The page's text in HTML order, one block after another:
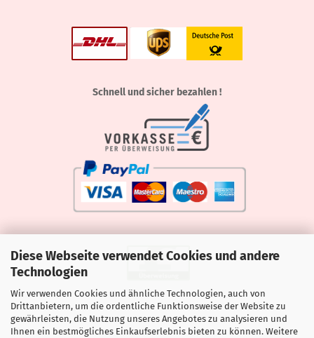
Diese Webseite verwendet Cookies und andere
Technologien
Wir verwenden Cookies und ähnliche Technologien, auch von
Drittanbietern, um die ordentliche Funktionsweise der Website zu
gewährleisten, die Nutzung unseres Angebotes zu analysieren und
Ihnen ein bestmögliches Einkaufserlebnis bieten zu können. Weitere
Schnell und sicher bezahlen !